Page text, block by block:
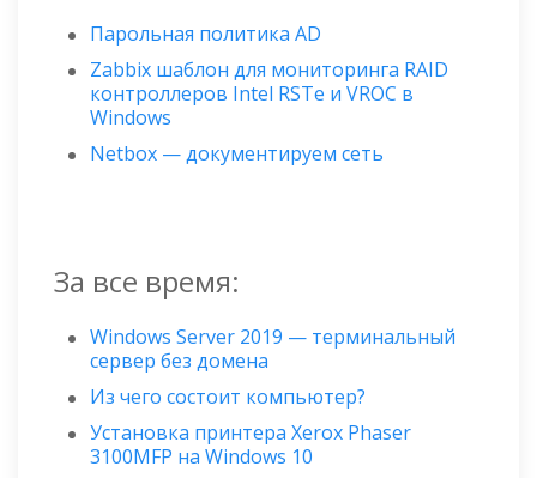
Парольная политика AD
Zabbix шаблон для мониторинга RAID
контроллеров Intel RSTe и VROC в
Windows
Netbox — документируем сеть
За все время:
Windows Server 2019 — терминальный
сервер без домена
Из чего состоит компьютер?
Установка принтера Xerox Phaser
3100MFP на Windows 10